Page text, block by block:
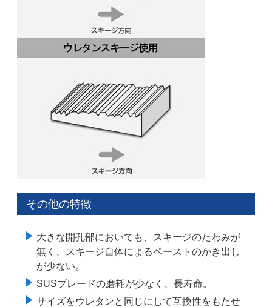
その他の特徴
大きな開孔部においても、スキージのたわみが
無く、スキージ自体によるペーストのかき出し
が少ない。
SUSブレードの磨耗が少なく、長寿命。
サイズをウレタンと同じにして互換性をもたせ